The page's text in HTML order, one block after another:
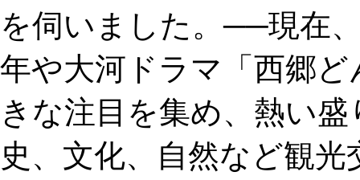
を伺いました。──現在
年や大河ドラマ「西郷
きな注目を集め、熱い
史、文化、自然など観